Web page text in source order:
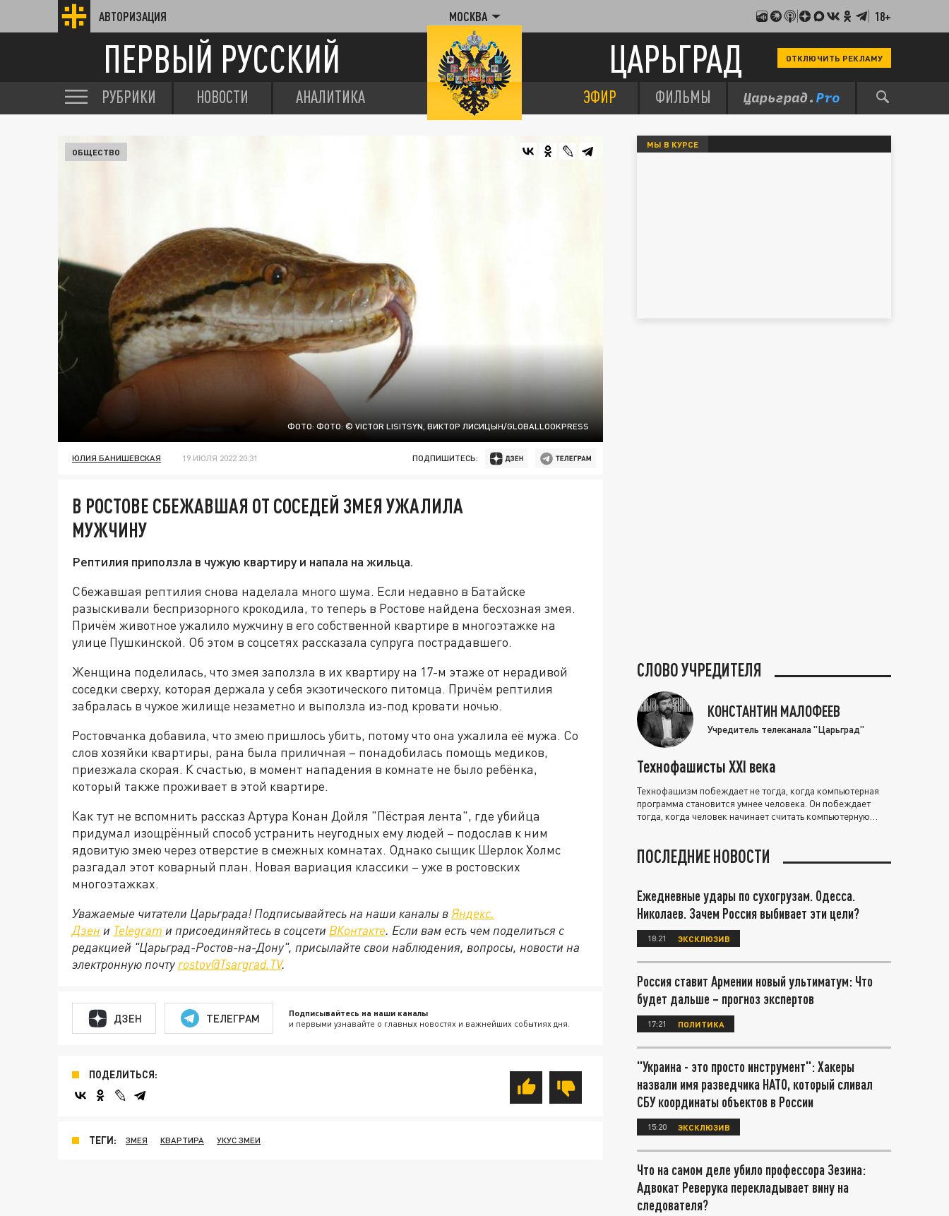
АВТОРИЗАЦИЯ МОСКВА 18+
ПЕРВЫЙ РУССКИЙ ЦАРЬГРАД ОТКЛЮЧИТЬ РЕКЛАМУ
РУБРИКИ НОВОСТИ АНАЛИТИКА ЭФИР ФИЛЬМЫ
ФОТО: ФОТО: © VICTOR LISITSYN, ВИКТОР ЛИСИЦЫН/GLOBALLOOKPRESS
ОБЩЕСТВО
ЮЛИЯ БАНИШЕВСКАЯ 19 ИЮЛЯ 2022 20:31 ПОДПИШИТЕСЬ:
В РОСТОВЕ СБЕЖАВШАЯ ОТ СОСЕДЕЙ ЗМЕЯ УЖАЛИЛА
МУЖЧИНУ
Рептилия приползла в чужую квартиру и напала на жильца.
Сбежавшая рептилия снова наделала много шума. Если недавно в Батайске
разыскивали беспризорного крокодила, то теперь в Ростове найдена бесхозная змея.
Причём животное ужалило мужчину в его собственной квартире в многоэтажке на
улице Пушкинской. Об этом в соцсетях рассказала супруга пострадавшего.
Женщина поделилась, что змея заползла в их квартиру на 17-м этаже от нерадивой
соседки сверху, которая держала у себя экзотического питомца. Причём рептилия
забралась в чужое жилище незаметно и выползла из-под кровати ночью.
Ростовчанка добавила, что змею пришлось убить, потому что она ужалила её мужа. Со
слов хозяйки квартиры, рана была приличная – понадобилась помощь медиков,
приезжала скорая. К счастью, в момент нападения в комнате не было ребёнка,
который также проживает в этой квартире.
Как тут не вспомнить рассказ Артура Конан Дойля "Пёстрая лента", где убийца
придумал изощрённый способ устранить неугодных ему людей – подослав к ним
ядовитую змею через отверстие в смежных комнатах. Однако сыщик Шерлок Холмс
разгадал этот коварный план. Новая вариация классики – уже в ростовских
многоэтажках.
Уважаемые читатели Царьграда! Подписывайтесь на наши каналы вЯндекс.
Дзен и Telegram и присоединяйтесь в соцсети ВКонтакте. Если вам есть чем поделиться с
редакцией "Царьград-Ростов-на-Дону", присылайте свои наблюдения, вопросы, новости на
электронную почту rostov@Tsargrad.ТV.
ДЗЕН ТЕЛЕГРАМ Подписывайтесь на наши каналы
и первыми узнавайте о главных новостях и важнейших событиях дня.
ПОДЕЛИТЬСЯ:
ТЕГИ: ЗМЕЯ КВАРТИРА УКУС ЗМЕИ
МЫ В КУРСЕ
СЛОВО УЧРЕДИТЕЛЯ
КОНСТАНТИН МАЛОФЕЕВ
Учредитель телеканала "Царьград"
Технофашисты XXI века
Технофашизм побеждает не тогда, когда компьютерная
программа становится умнее человека. Он побеждает
тогда, когда человек начинает считать компьютерную
ПОСЛЕДНИЕ НОВОСТИ
Ежедневные удары по сухогрузам. Одесса.
Николаев. Зачем Россия выбивает эти цели?
18:21 ЭКСКЛЮЗИВ
Россия ставит Армении новый ультиматум: Что
будет дальше – прогноз экспертов
17:21 ПОЛИТИКА
"Украина - это просто инструмент": Хакеры
назвали имя разведчика НАТО, который сливал
СБУ координаты объектов в России
15:20 ЭКСКЛЮЗИВ
Что на самом деле убило профессора Зезина:
Адвокат Реверука перекладывает вину на
следователя?